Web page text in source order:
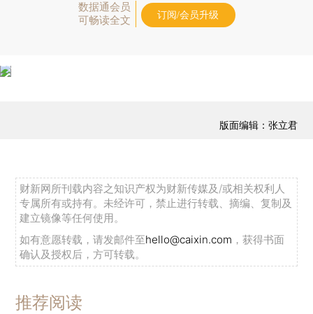
数据通会员
可畅读全文
订阅/会员升级
版面编辑：张立君
财新网所刊载内容之知识产权为财新传媒及/或相关权利人
专属所有或持有。未经许可，禁止进行转载、摘编、复制及
建立镜像等任何使用。
如有意愿转载，请发邮件至hello@caixin.com ，获得书面
确认及授权后，方可转载。
推荐阅读